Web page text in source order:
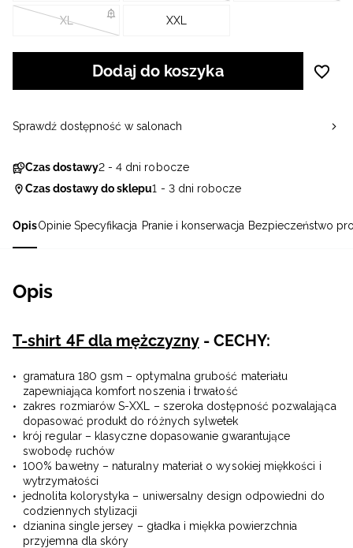
OpisOpinie Specyfikacja Pranie i konserwacja Bezpieczeństwo
Opis
T-shirt 4F dla mężczyzny- CECHY:
gramatura 180 gsm – optymalna grubość materiału
zapewniająca komfort noszenia i trwałość
zakres rozmiarów S-XXL – szeroka dostępność pozwalająca
dopasować produkt do różnych sylwetek
krój regular – klasyczne dopasowanie gwarantujące
swobodę ruchów
100% bawełny – naturalny materiał o wysokiej miękkości i
wytrzymałości
jednolita kolorystyka – uniwersalny design odpowiedni do
codziennych stylizacji
dzianina single jersey – gładka i miękka powierzchnia
przyjemna dla skóry
XL XXL
Dodaj do koszyka
Czas dostawy2 - 4 dni robocze
Czas dostawy do sklepu1 - 3 dni robocze
Sprawdź dostępność w salonach